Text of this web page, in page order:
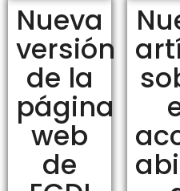
Nueva
versión
de la
página
web
de